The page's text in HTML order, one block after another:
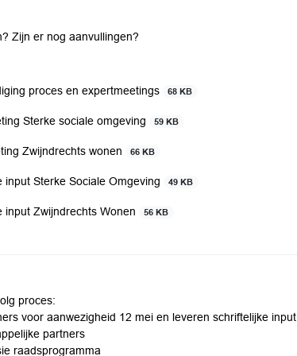
Zijn er nog aanvullingen?
proces en expertmeetings
68 KB
Sterke sociale omgeving 59 KB
Zwijndrechts wonen 66 KB
input Sterke Sociale Omgeving 49 KB
input Zwijndrechts Wonen 56 KB
proces:
voor aanwezigheid 12 mei en leveren schriftelijke input
partners
raadsprogramma